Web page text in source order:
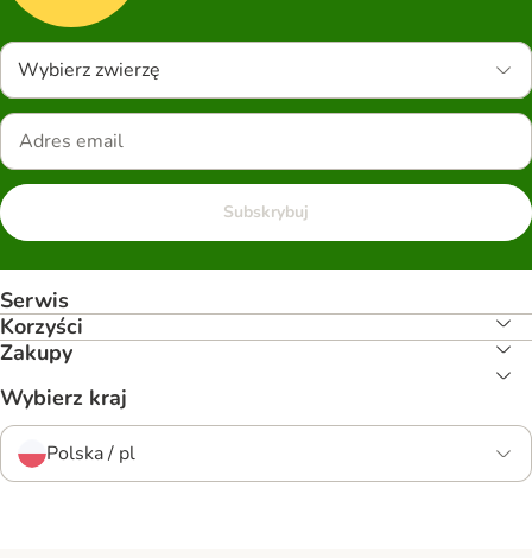
Wybierz zwierzę
Subskrybuj
Serwis
Korzyści
Zakupy
Wybierz kraj
Polska / pl